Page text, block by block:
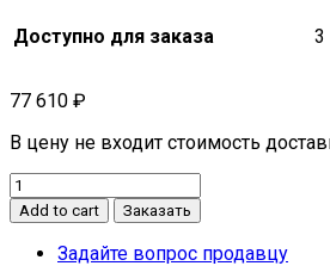
Доступно для заказа 3
77 610 ₽
В цену не входит стоимость
Дверь
передняя
левая
Add to cart Заказать
Задайте вопрос продавцу